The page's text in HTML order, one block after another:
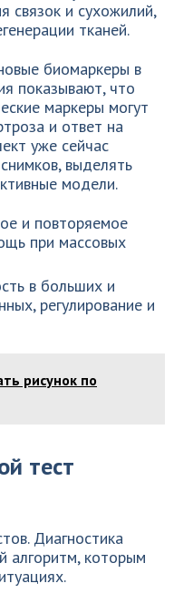
связок и сухожилий,
тканей.
биомаркеры в
показывают, что
маркеры могут
и ответ на
уже сейчас
выделять
модели.
и повторяемое
при массовых
в больших и
регулирование и
рисунок по
тест
Диагностика
алгоритм, которым